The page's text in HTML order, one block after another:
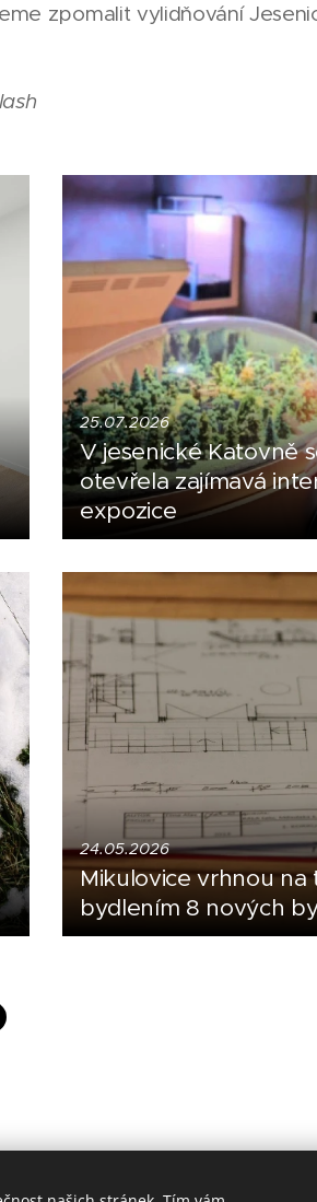
zpomalit vylidňování
25.07.2026
V jesenické Katovně
otevřela zajímavá
expozice
24.05.2026
Mikulovice vrhnou na
bydlením 8 nových